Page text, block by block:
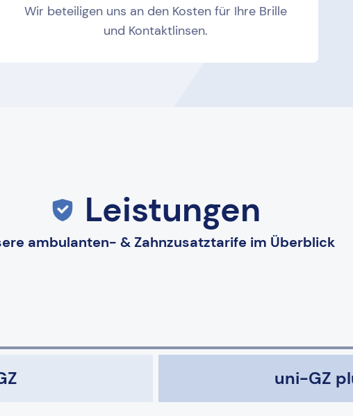
Wir beteiligen uns an den Kosten für Ihre Brille
und Kontaktlinsen.
Leistungen
ambulanten- & Zahnzusatztarife im Überblick
uni-GZ